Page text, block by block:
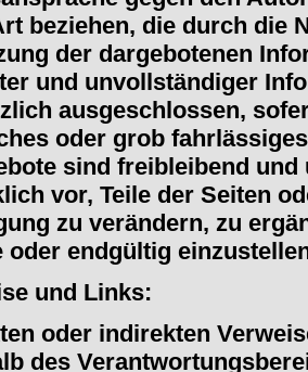
beziehen, die durch die
der dargebotenen
und unvollständiger
ausgeschlossen,
oder grob
sind freibleibend
vor, Teile der Seiten
zu verändern, zu
oder endgültig
und Links:
oder indirekten
des